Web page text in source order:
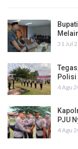
31 Jul
Polisi
4 Agu
PJU
4 Agu